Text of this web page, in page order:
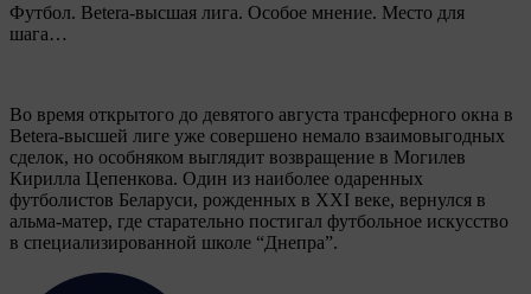
Футбол. Betera-высшая лига. Особое мнение. Место для
шага…
Во время открытого до девятого августа трансферного окна в
Betera-высшей лиге уже совершено немало взаимовыгодных
сделок, но особняком выглядит возвращение в Могилев
Кирилла Цепенкова. Один из наиболее одаренных
футболистов Беларуси, рожденных в XXI веке, вернулся в
альма-матер, где старательно постигал футбольное искусство
в специализированной школе “Днепра”.